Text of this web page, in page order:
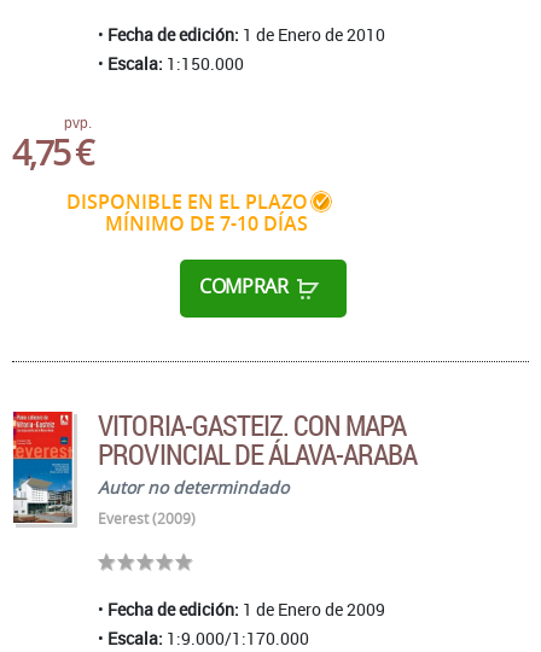
Fecha de edición: 1 de Enero de 2010
Escala: 1:150.000
pvp.
4,75 €
DISPONIBLE EN EL PLAZO
MÍNIMO DE 7-10 DÍAS
COMPRAR
VITORIA-GASTEIZ. CON MAPA
PROVINCIAL DE ÁLAVA-ARABA
Autor no determindado
Everest (2009)
Fecha de edición: 1 de Enero de 2009
Escala: 1:9.000/1:170.000